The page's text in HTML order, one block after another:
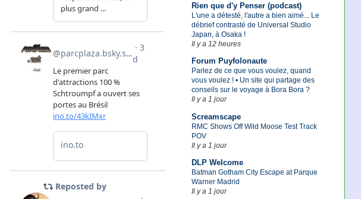
Rien que d'y Penser (podcast)
L'une a détesté, l'autre a bien aimé... Le
débrief contrasté de Universal Studio
Japan, à Osaka !
Il y a 12 heures
Forum Puyfolonaute
Parlez de ce que vous voulez, quand
vous voulez ! • Un site qui partage des
conseils sur le voyage à Bora Bora ?
Il y a 1 jour
Screamscape
RMC Shows Off Wild Moose Test Track
POV
Il y a 1 jour
DLP Welcome
Batman Gotham City Escape at Parque
Warner Madrid
Il y a 1 jour